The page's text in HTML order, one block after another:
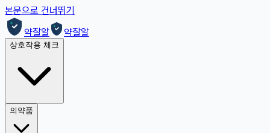
본문으로 건너뛰기
약잘알
약잘알
상호작용 체크
의약품